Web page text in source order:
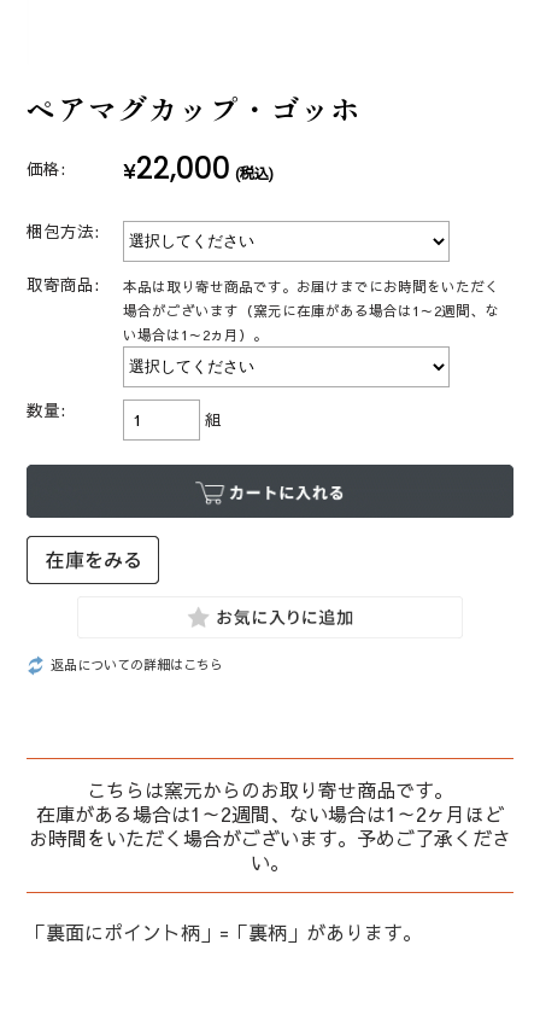
ペアマグカップ・ゴッホ
価格: ¥22,000 (税込)
梱包方法:
取寄商品:
本品は取り寄せ商品です。お届けまでにお時間をいただく
場合がございます（窯元に在庫がある場合は1～2週間、な
い場合は1～2ヵ月）。
数量: 組
返品についての詳細はこちら
こちらは窯元からのお取り寄せ商品です。
在庫がある場合は1～2週間、ない場合は1～2ヶ月ほど
お時間をいただく場合がございます。予めご了承くださ
い。
「裏面にポイント柄」=「裏柄」があります。